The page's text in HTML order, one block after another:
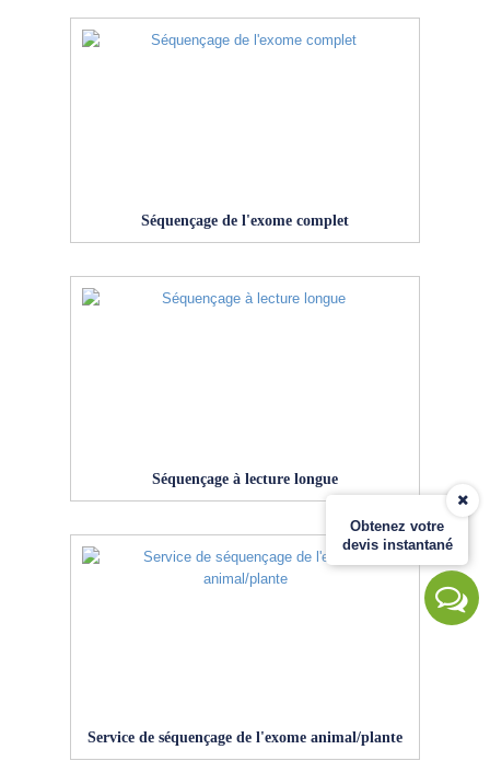
Obtenez votre
devis instantané
Séquençage de l'exome complet
Séquençage à lecture longue
Service de séquençage de l'exome animal/plante